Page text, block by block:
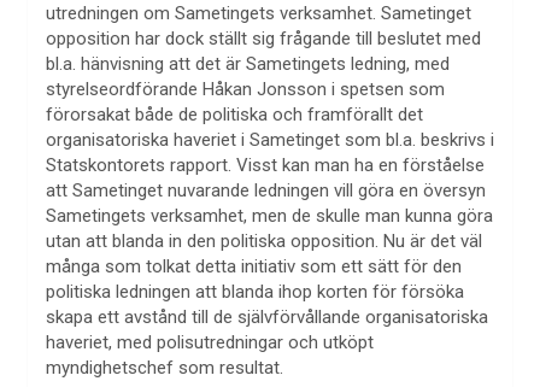
utredningen om Sametingets verksamhet. Sametinget
opposition har dock ställt sig frågande till beslutet med
bl.a. hänvisning att det är Sametingets ledning, med
styrelseordförande Håkan Jonsson i spetsen som
förorsakat både de politiska och framförallt det
organisatoriska haveriet i Sametinget som bl.a. beskrivs i
Statskontorets rapport. Visst kan man ha en förståelse
att Sametinget nuvarande ledningen vill göra en översyn
Sametingets verksamhet, men de skulle man kunna göra
utan att blanda in den politiska opposition. Nu är det väl
många som tolkat detta initiativ som ett sätt för den
politiska ledningen att blanda ihop korten för försöka
skapa ett avstånd till de självförvållande organisatoriska
haveriet, med polisutredningar och utköpt
myndighetschef som resultat.